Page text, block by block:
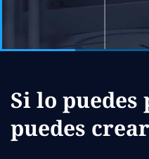
Si lo puedes
puedes crear